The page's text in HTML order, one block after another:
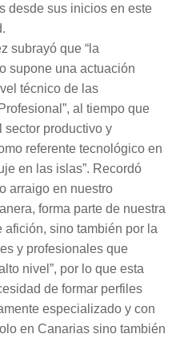
desde sus inicios en este
subrayó que “la
supone una actuación
técnico de las
al tiempo que
sector productivo y
referente tecnológico en
en las islas”. Recordó
arraigo en nuestro
forma parte de nuestra
sino también por la
y profesionales que
nivel”, por lo que esta
de formar perfiles
especializado y con
en Canarias sino también